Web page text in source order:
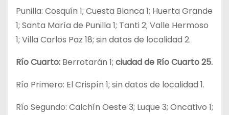
Punilla: Cosquín 1; Cuesta Blanca 1; Huerta Grande
1; Santa María de Punilla 1; Tanti 2; Valle Hermoso
1; Villa Carlos Paz 18; sin datos de localidad 2.
Río Cuarto: Berrotarán 1; ciudad de Río Cuarto 25.
Río Primero: El Crispín 1; sin datos de localidad 1.
Río Segundo: Calchín Oeste 3; Luque 3; Oncativo 1;